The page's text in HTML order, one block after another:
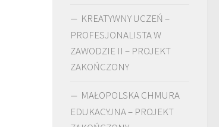
KREATYWNY UCZEŃ –
PROFESJONALISTA W
ZAWODZIE II – PROJEKT
ZAKOŃCZONY
MAŁOPOLSKA CHMURA
EDUKACYJNA – PROJEKT